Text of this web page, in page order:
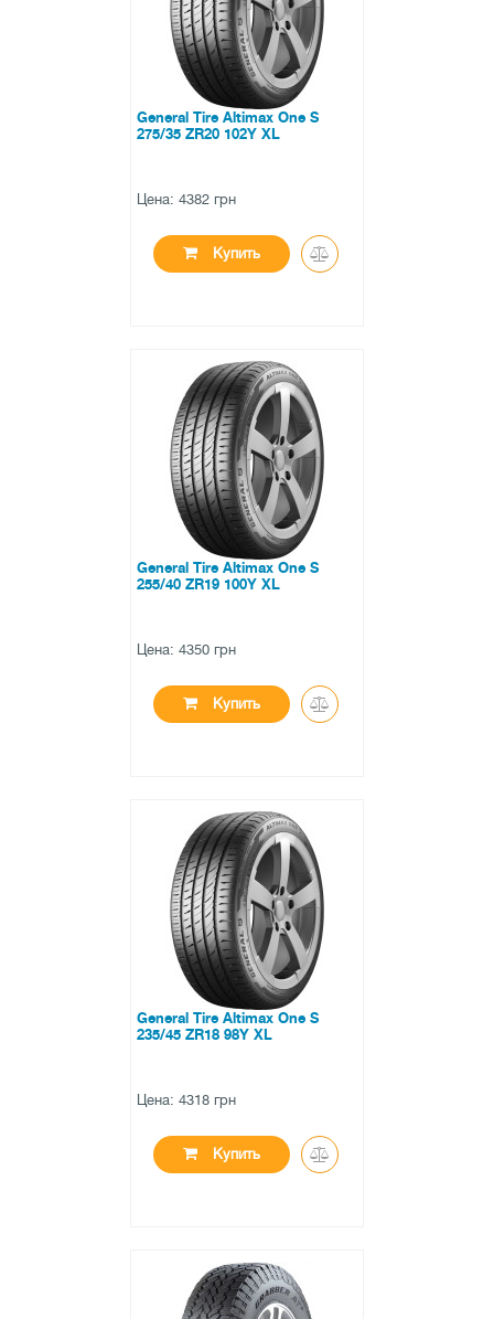
General Tire Altimax One S
275/35 ZR20 102Y XL
Цена: 4382 грн
Купить
нет в наличии
0 отзывов
General Tire Altimax One S
255/40 ZR19 100Y XL
Цена: 4350 грн
Купить
нет в наличии
0 отзывов
General Tire Altimax One S
235/45 ZR18 98Y XL
Цена: 4318 грн
Купить
нет в наличии